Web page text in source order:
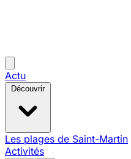
Actu
Découvrir
Les plages de Saint-Martin
Activités